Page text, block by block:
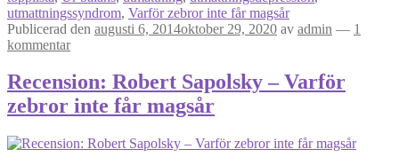
utmattningssyndrom, Varför zebror inte får magsår
Publicerad den augusti 6, 2014oktober 29, 2020 av admin — 1
kommentar
Recension: Robert Sapolsky – Varför
zebror inte får magsår